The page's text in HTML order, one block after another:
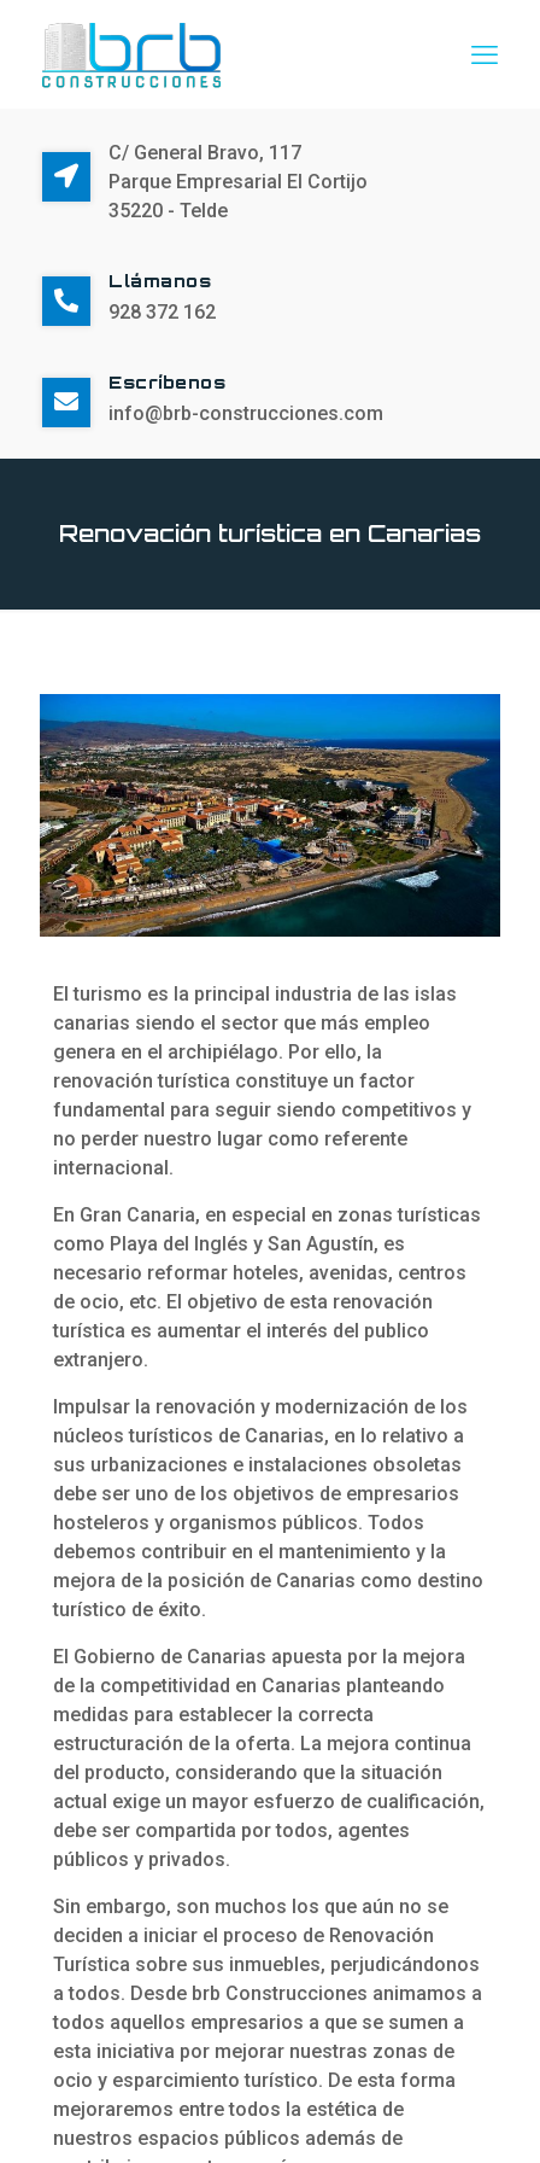
C/ General Bravo, 117
Parque Empresarial El Cortijo
35220 - Telde
Llámanos
928 372 162
Escríbenos
info@brb-construcciones.com
Renovación turística en Canarias
El turismo es la principal industria de las islas
canarias siendo el sector que más empleo
genera en el archipiélago. Por ello, la
renovación turística constituye un factor
fundamental para seguir siendo competitivos y
no perder nuestro lugar como referente
internacional.
En Gran Canaria, en especial en zonas turísticas
como Playa del Inglés y San Agustín, es
necesario reformar hoteles, avenidas, centros
de ocio, etc. El objetivo de esta renovación
turística es aumentar el interés del publico
extranjero.
Impulsar la renovación y modernización de los
núcleos turísticos de Canarias, en lo relativo a
sus urbanizaciones e instalaciones obsoletas
debe ser uno de los objetivos de empresarios
hosteleros y organismos públicos. Todos
debemos contribuir en el mantenimiento y la
mejora de la posición de Canarias como destino
turístico de éxito.
El Gobierno de Canarias apuesta por la mejora
de la competitividad en Canarias planteando
medidas para establecer la correcta
estructuración de la oferta. La mejora continua
del producto, considerando que la situación
actual exige un mayor esfuerzo de cualificación,
debe ser compartida por todos, agentes
públicos y privados.
Sin embargo, son muchos los que aún no se
deciden a iniciar el proceso de Renovación
Turística sobre sus inmuebles, perjudicándonos
a todos. Desde brb Construcciones animamos a
todos aquellos empresarios a que se sumen a
esta iniciativa por mejorar nuestras zonas de
ocio y esparcimiento turístico. De esta forma
mejoraremos entre todos la estética de
nuestros espacios públicos además de